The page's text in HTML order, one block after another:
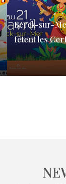
Berck-sur-
fêtent les
Plus qu’un
cerf-volant est
lien entre…